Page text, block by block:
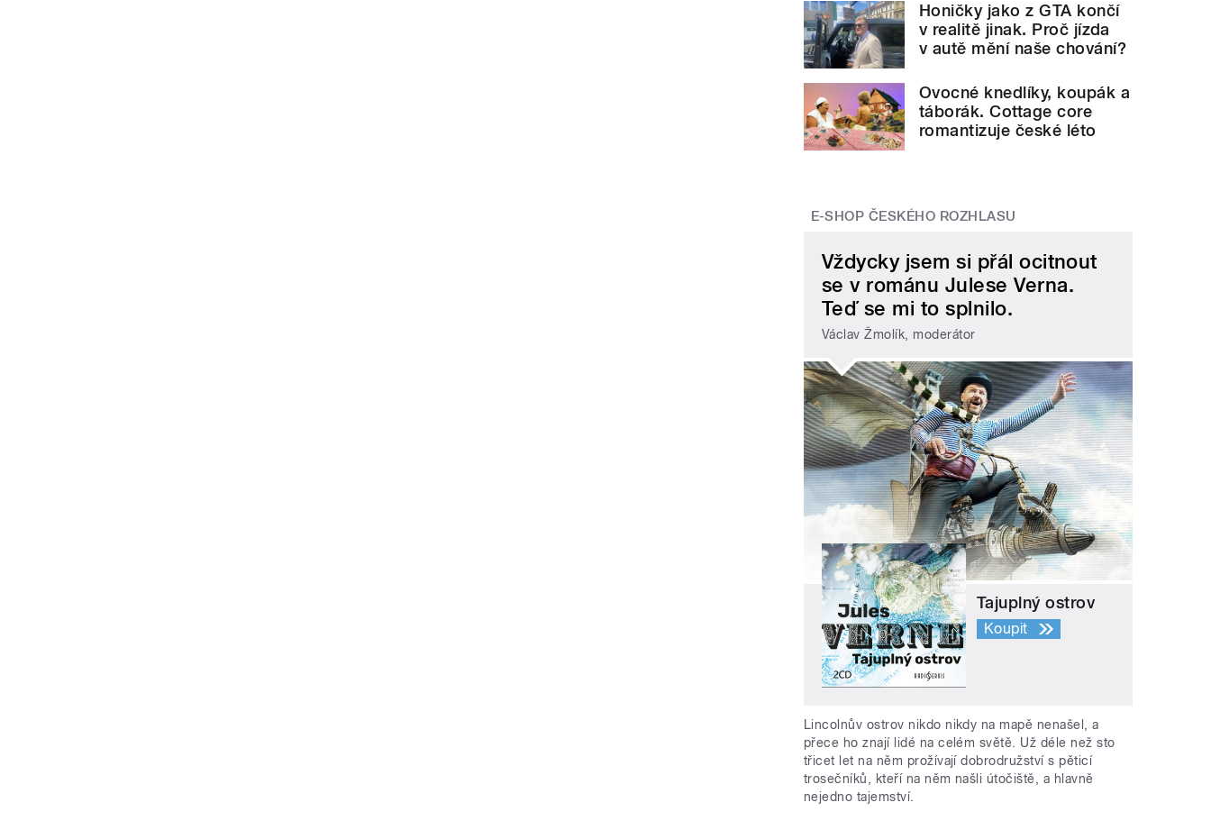
Honičky jako z GTA končí
v realitě jinak. Proč jízda
v autě mění naše chování?
Ovocné knedlíky, koupák a
táborák. Cottage core
romantizuje české léto
E-SHOP ČESKÉHO ROZHLASU
Vždycky jsem si přál ocitnout
se v románu Julese Verna.
Teď se mi to splnilo.
Václav Žmolík, moderátor
Tajuplný ostrov
Koupit
Lincolnův ostrov nikdo nikdy na mapě nenašel, a
přece ho znají lidé na celém světě. Už déle než sto
třicet let na něm prožívají dobrodružství s pěticí
trosečníků, kteří na něm našli útočiště, a hlavně
nejedno tajemství.